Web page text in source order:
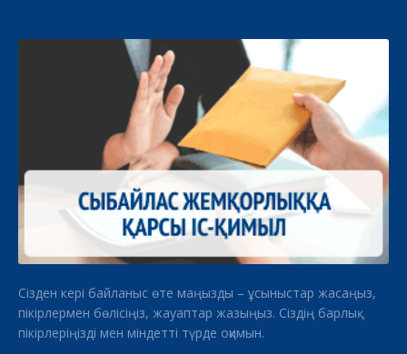
Сізден кері байланыс өте маңызды – ұсыныстар жасаңыз,
пікірлермен бөлісіңіз, жауаптар жазыңыз. Сіздің барлық
пікірлеріңізді мен міндетті түрде оқимын.